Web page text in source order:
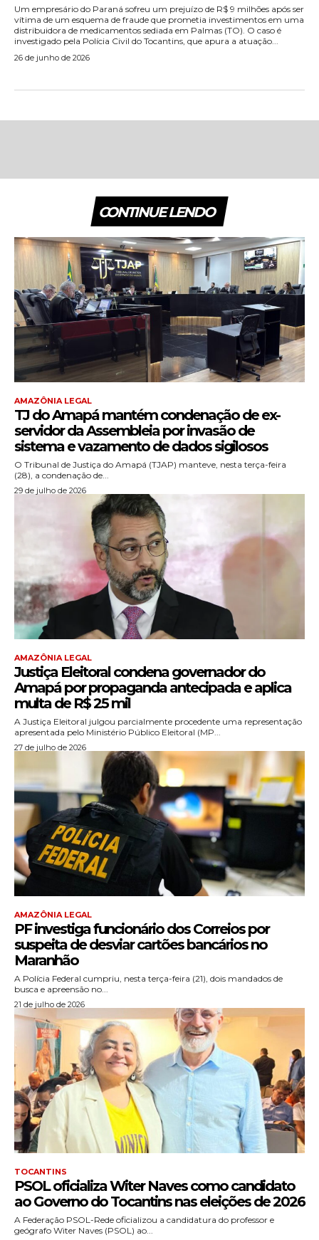
Um empresário do Paraná sofreu um prejuízo de R$ 9 milhões após ser
vítima de um esquema de fraude que prometia investimentos em uma
distribuidora de medicamentos sediada em Palmas (TO). O caso é
investigado pela Polícia Civil do Tocantins, que apura a atuação...
26 de junho de 2026
CONTINUE LENDO
AMAZÔNIA LEGAL
TJ do Amapá mantém condenação de ex-
servidor da Assembleia por invasão de
sistema e vazamento de dados sigilosos
O Tribunal de Justiça do Amapá (TJAP) manteve, nesta terça-feira
(28), a condenação de...
29 de julho de 2026
AMAZÔNIA LEGAL
Justiça Eleitoral condena governador do
Amapá por propaganda antecipada e aplica
multa de R$ 25 mil
A Justiça Eleitoral julgou parcialmente procedente uma representação
apresentada pelo Ministério Público Eleitoral (MP...
27 de julho de 2026
AMAZÔNIA LEGAL
PF investiga funcionário dos Correios por
suspeita de desviar cartões bancários no
Maranhão
A Polícia Federal cumpriu, nesta terça-feira (21), dois mandados de
busca e apreensão no...
21 de julho de 2026
TOCANTINS
PSOL oficializa Witer Naves como candidato
ao Governo do Tocantins nas eleições de 2026
A Federação PSOL-Rede oficializou a candidatura do professor e
geógrafo Witer Naves (PSOL) ao...